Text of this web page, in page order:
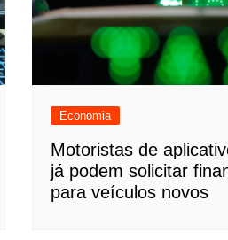
Economia
Motoristas de
já podem solicitar
para veículos novos